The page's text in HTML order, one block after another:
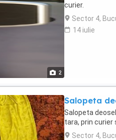
2
curier.
Sector 4,
14 iulie
Salopeta
Salopeta
tara, prin curier
Sector 4,